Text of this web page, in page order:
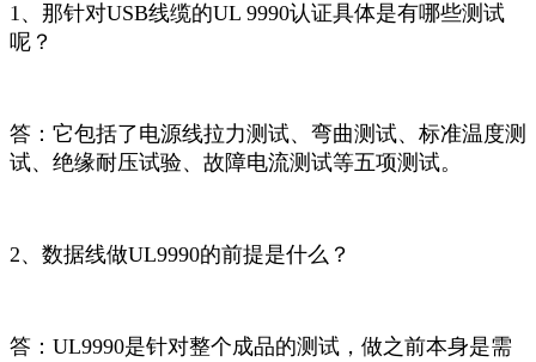
1、那针对USB线缆的UL 9990认证具体是有哪些测试
呢？
答：它包括了电源线拉力测试、弯曲测试、标准温度测
试、绝缘耐压试验、故障电流测试等五项测试。
2、数据线做UL9990的前提是什么？
答：UL9990是针对整个成品的测试，做之前本身是需